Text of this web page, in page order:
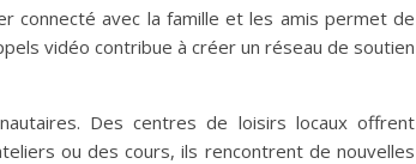
connecté avec la famille et les amis permet de
vidéo contribue à créer un réseau de soutien
Des centres de loisirs locaux offrent
ou des cours, ils rencontrent de nouvelles